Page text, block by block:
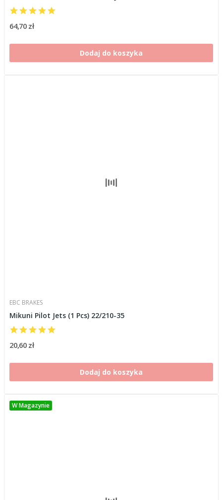
64,70 zł
Dodaj do koszyka
EBC BRAKES
Mikuni Pilot Jets (1 Pcs) 22/210-35
20,60 zł
Dodaj do koszyka
W Magazynie